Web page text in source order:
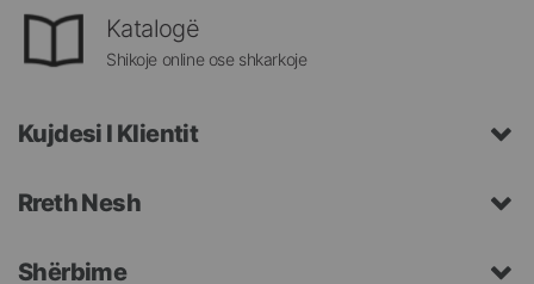
Katalogë
Shikoje online ose shkarkoje
Kujdesi I Klientit
Rreth Nesh
Shërbime